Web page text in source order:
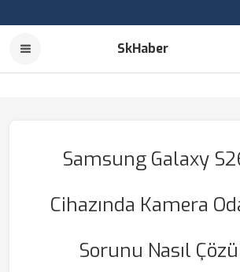
SkHaber
Samsung Galaxy
Cihazında Kamera
Sorunu Nasıl